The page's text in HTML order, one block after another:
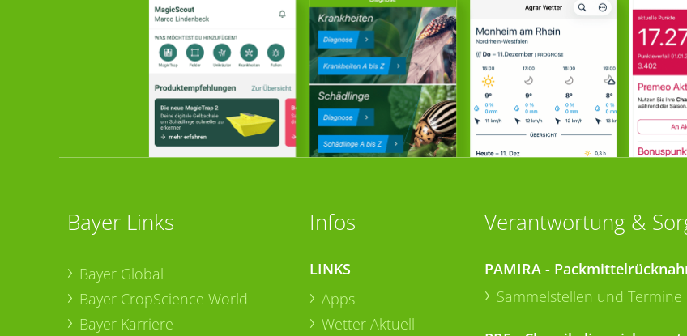
Bayer Links
Bayer Global
Bayer CropScience World
Bayer Karriere
Infos
LINKS
Apps
Wetter Aktuell
Verantwortung &
PAMIRA -
Sammelstellen und Termine